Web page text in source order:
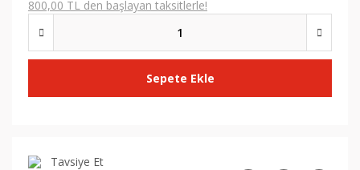
800,00 TL den başlayan taksitlerle!
Sepete Ekle
Tavsiye Et